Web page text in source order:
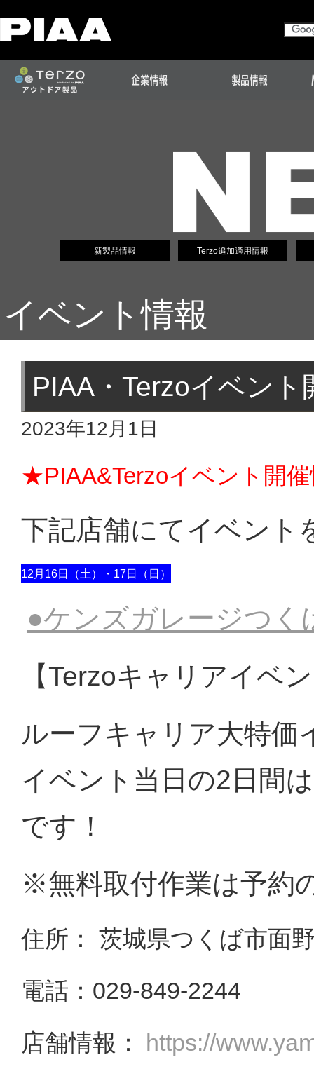
新製品情報 Terzo追加適用情報
イベント情報
PIAA・Terzoイベン
2023年12月1日
★PIAA&Terzoイベント開
下記店舗にてイベント
12月16日（土）・17日（日）
●ケンズガレージつく
【Terzoキャリアイベ
ルーフキャリア大特価
イベント当日の2日間
です！
※無料取付作業は予約
住所： 茨城県つくば市面
電話：029-849-2244
店舗情報：
https://